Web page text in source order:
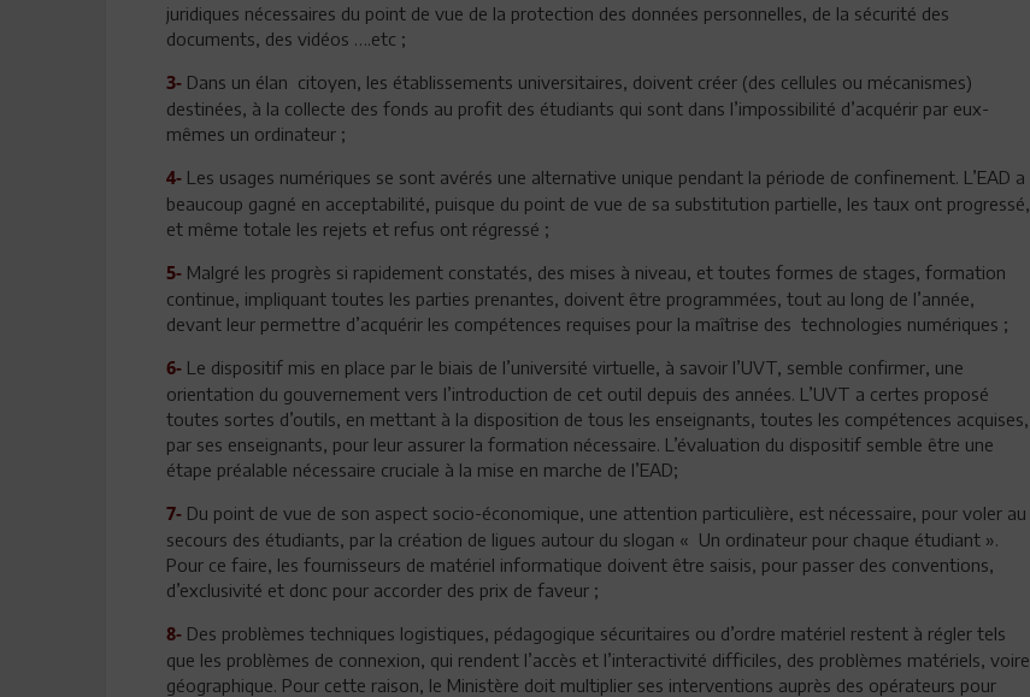
juridiques nécessaires du point de vue de la protection des données personnelles, de la sécurité des
documents, des vidéos ….etc ;
3- Dans un élan citoyen, les établissements universitaires, doivent créer (des cellules ou mécanismes)
destinées, à la collecte des fonds au profit des étudiants qui sont dans l’impossibilité d’acquérir par eux-
mêmes un ordinateur ;
4- Les usages numériques se sont avérés une alternative unique pendant la période de confinement. L’EAD a
beaucoup gagné en acceptabilité, puisque du point de vue de sa substitution partielle, les taux ont progressé,
et même totale les rejets et refus ont régressé ;
5- Malgré les progrès si rapidement constatés, des mises à niveau, et toutes formes de stages, formation
continue, impliquant toutes les parties prenantes, doivent être programmées, tout au long de l’année,
devant leur permettre d’acquérir les compétences requises pour la maîtrise des technologies numériques ;
6- Le dispositif mis en place par le biais de l’université virtuelle, à savoir l’UVT, semble confirmer, une
orientation du gouvernement vers l’introduction de cet outil depuis des années. L’UVT a certes proposé
toutes sortes d’outils, en mettant à la disposition de tous les enseignants, toutes les compétences acquises,
par ses enseignants, pour leur assurer la formation nécessaire. L’évaluation du dispositif semble être une
étape préalable nécessaire cruciale à la mise en marche de l’EAD;
7- Du point de vue de son aspect socio-économique, une attention particulière, est nécessaire, pour voler au
secours des étudiants, par la création de ligues autour du slogan « Un ordinateur pour chaque étudiant ».
Pour ce faire, les fournisseurs de matériel informatique doivent être saisis, pour passer des conventions,
d’exclusivité et donc pour accorder des prix de faveur ;
8- Des problèmes techniques logistiques, pédagogique sécuritaires ou d’ordre matériel restent à régler tels
que les problèmes de connexion, qui rendent l’accès et l’interactivité difficiles, des problèmes matériels, voire
géographique. Pour cette raison, le Ministère doit multiplier ses interventions auprès des opérateurs pour